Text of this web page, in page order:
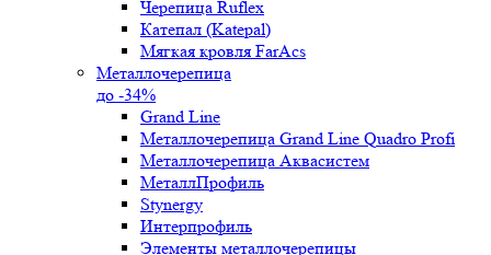
Черепица Ruflex
Катепал (Katepal)
Мягкая кровля FarAcs
Металлочерепица
до -34%
Grand Line
Металлочерепица Grand Line Quadro Profi
Металлочерепица Аквасистем
МеталлПрофиль
Stynergy
Интерпрофиль
Элементы металлочерепицы